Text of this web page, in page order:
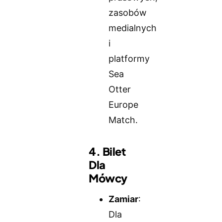
zasobów
medialnych
i
platformy
Sea
Otter
Europe
Match.
4. Bilet
Dla
Mówcy
Zamiar:
Dla